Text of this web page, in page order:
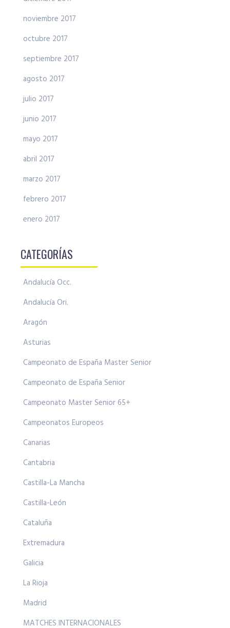
noviembre 2017
octubre 2017
septiembre 2017
agosto 2017
julio 2017
junio 2017
mayo 2017
abril 2017
marzo 2017
febrero 2017
enero 2017
CATEGORÍAS
Andalucía Occ.
Andalucía Ori.
Aragón
Asturias
Campeonato de España Master Senior
Campeonato de España Senior
Campeonato Master Senior 65+
Campeonatos Europeos
Canarias
Cantabria
Castilla-La Mancha
Castilla-León
Cataluña
Extremadura
Galicia
La Rioja
Madrid
MATCHES INTERNACIONALES